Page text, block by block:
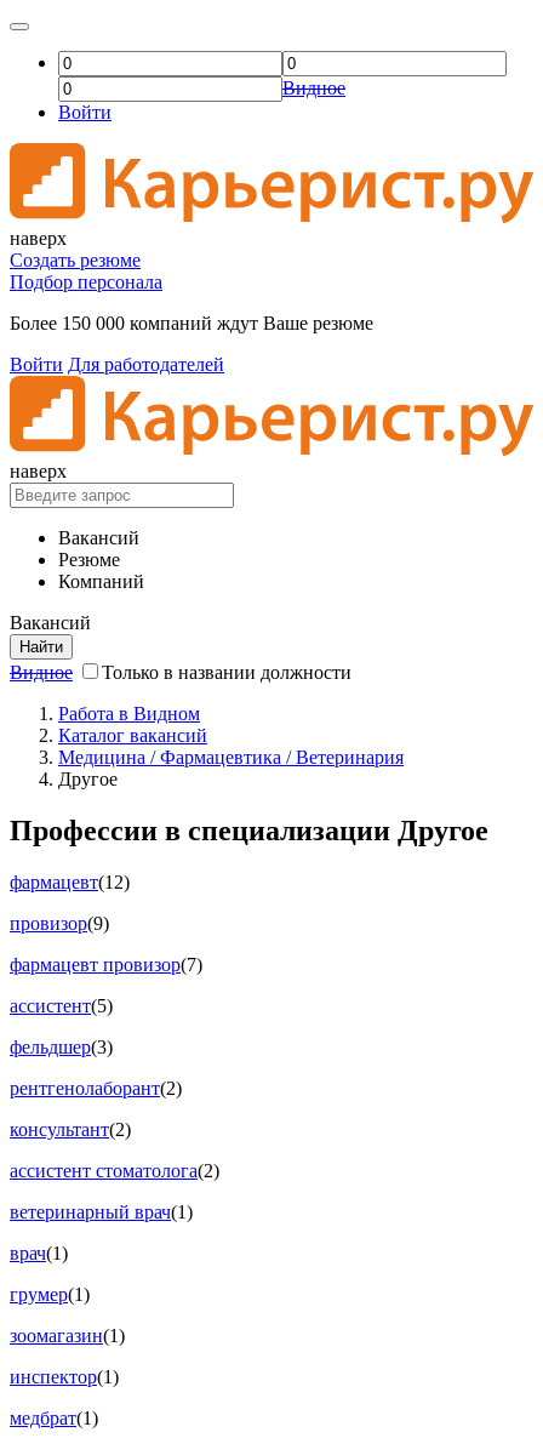
Видное
Войти
наверх
Создать резюме
Подбор персонала
Более 150 000 компаний ждут Ваше резюме
Войти Для работодателей
наверх
Вакансий
Резюме
Компаний
Вакансий
Найти
Видное
Только в названии должности
Работа в Видном
Каталог вакансий
Медицина / Фармацевтика / Ветеринария
Другое
Профессии в специализации Другое
фармацевт(12)
провизор(9)
фармацевт провизор(7)
ассистент(5)
фельдшер(3)
рентгенолаборант(2)
консультант(2)
ассистент стоматолога(2)
ветеринарный врач(1)
врач(1)
грумер(1)
зоомагазин(1)
инспектор(1)
медбрат(1)